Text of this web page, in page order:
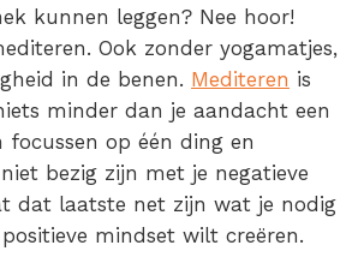
kunnen leggen? Nee hoor!
Ook zonder yogamatjes,
in de benen. Mediteren is
minder dan je aandacht een
op één ding en
bezig zijn met je negatieve
dat laatste net zijn wat je nodig
mindset wilt creëren.